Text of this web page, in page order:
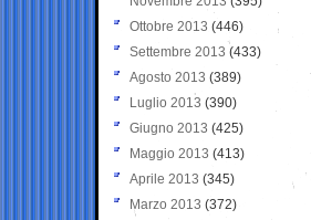
Ottobre 2013 (446)
Settembre 2013 (433)
Agosto 2013 (389)
Luglio 2013 (390)
Giugno 2013 (425)
Maggio 2013 (413)
Aprile 2013 (345)
Marzo 2013 (372)